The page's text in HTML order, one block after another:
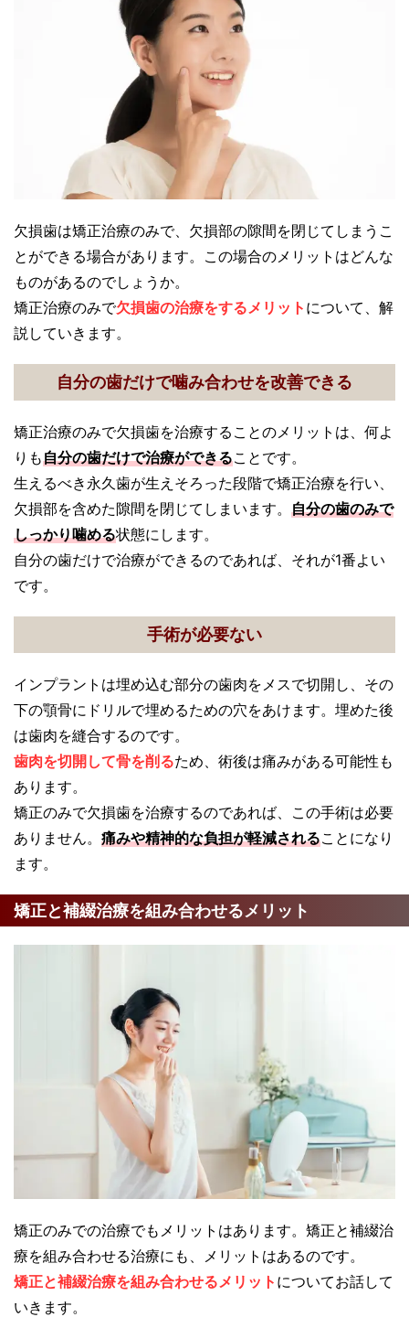
欠損歯は矯正治療のみで、欠損部の隙間を閉じてしまうこ
とができる場合があります。この場合のメリットはどんな
ものがあるのでしょうか。
矯正治療のみで欠損歯の治療をするメリット について、解
説していきます。
自分の歯だけで噛み合わせを改善できる
矯正治療のみで欠損歯を治療することのメリットは、何よ
りも自分の歯だけで治療ができることです。
生えるべき永久歯が生えそろった段階で矯正治療を行い、
欠損部を含めた隙間を閉じてしまいます。 自分の歯のみで
しっかり噛める状態にします。
自分の歯だけで治療ができるのであれば、それが1番よい
です。
手術が必要ない
インプラントは埋め込む部分の歯肉をメスで切開し、その
下の顎骨にドリルで埋めるための穴をあけます。埋めた後
は歯肉を縫合するのです。
歯肉を切開して骨を削るため、術後は痛みがある可能性も
あります。
矯正のみで欠損歯を治療するのであれば、この手術は必要
ありません。 痛みや精神的な負担が軽減されることになり
ます。
矯正と補綴治療を組み合わせるメリット
矯正のみでの治療でもメリットはあります。矯正と補綴治
療を組み合わせる治療にも、メリットはあるのです。
矯正と補綴治療を組み合わせるメリット についてお話して
いきます。